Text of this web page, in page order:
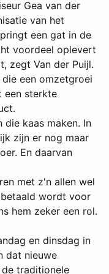
Gea van der
van het
een gat in de
voordeel oplevert
zegt Van der Puijl.
een omzetgroei
een sterkte
die kaas maken. In
zijn er nog maar
En daarvan
met z'n allen wel
wordt voor
hem zeker een rol.
en dinsdag in
dat nieuwe
traditionele